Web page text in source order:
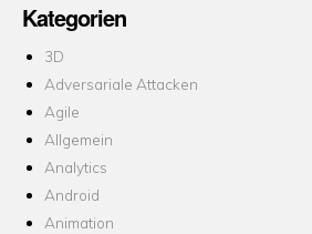
Kategorien
3D
Adversariale Attacken
Agile
Allgemein
Analytics
Android
Animation